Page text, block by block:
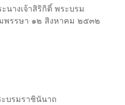
นางเจ้าสิริกิติ์ พระบรม
พรรษา ๑๒ สิงหาคม ๒๕๓๒
ะบรมราชินันาถ